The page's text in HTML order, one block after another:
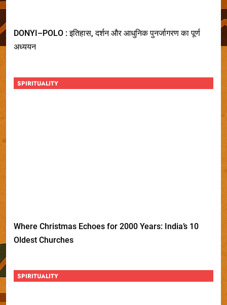
DONYI–POLO : इतिहास, दर्शन और आधुनिक पुनर्जागरण का पूर्ण
अध्ययन
SPIRITUALITY
Where Christmas Echoes for 2000 Years: India’s 10
Oldest Churches
SPIRITUALITY